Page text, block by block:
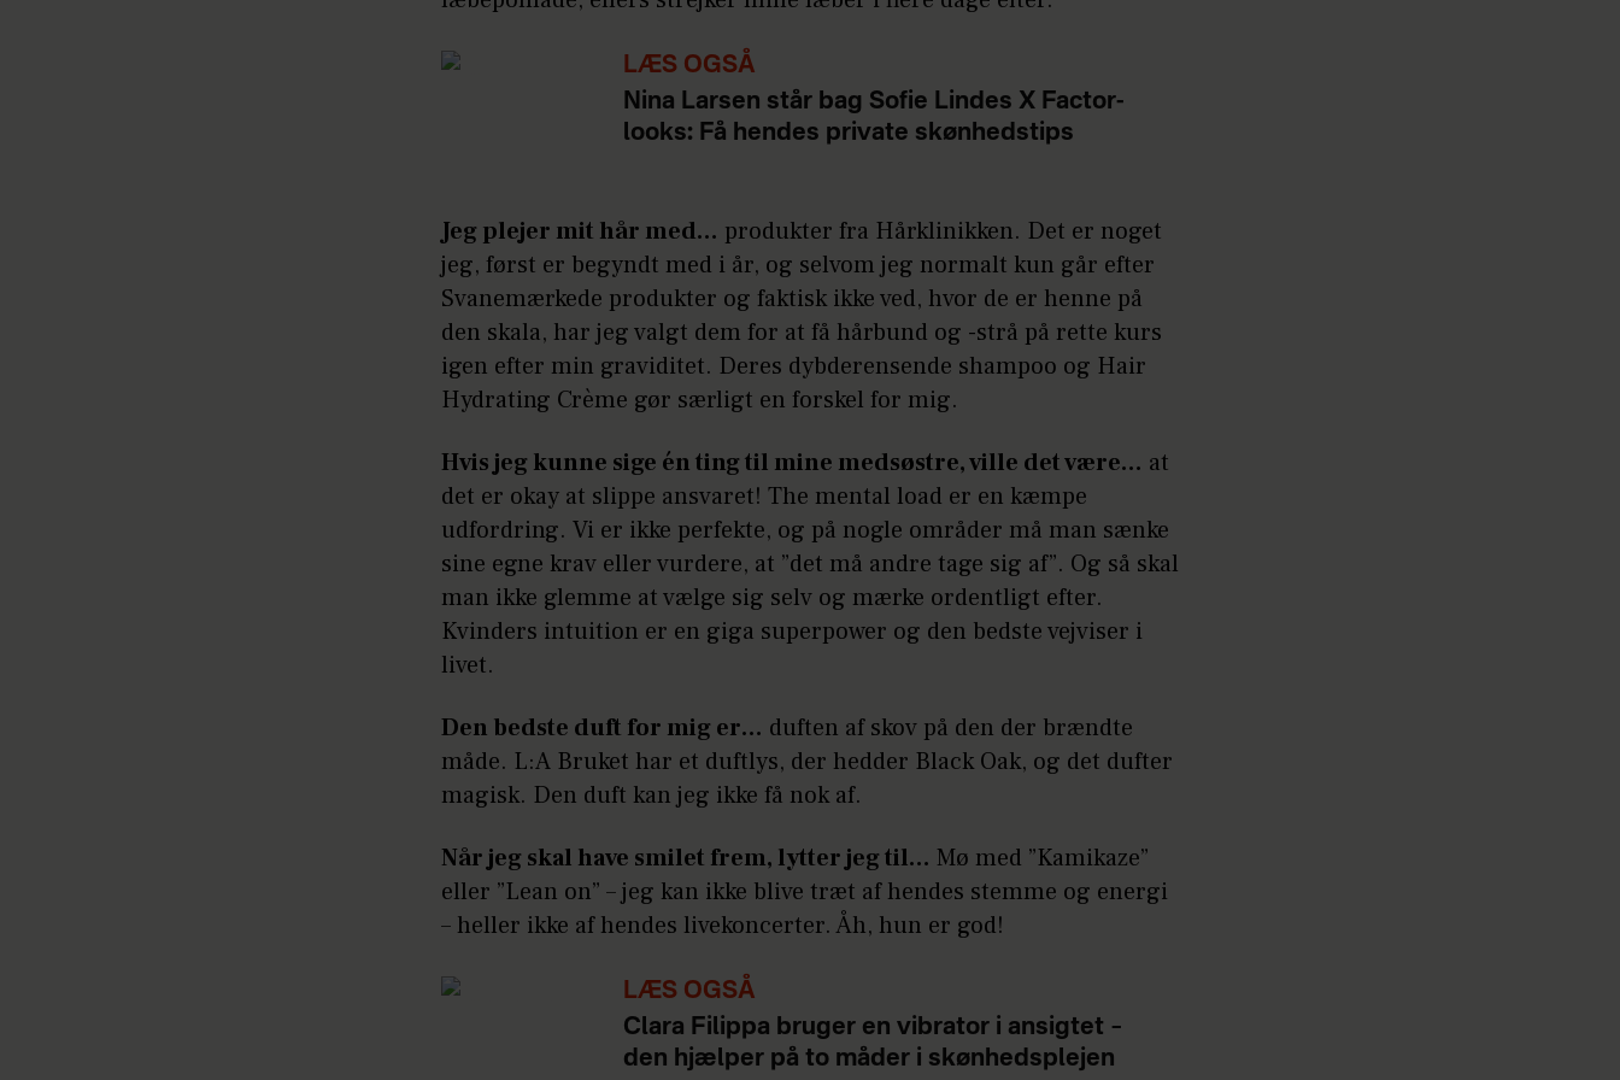
LÆS OGSÅ
Nina Larsen står bag Sofie Lindes X Factor-
looks: Få hendes private skønhedstips
Jeg plejer mit hår med… produkter fra Hårklinikken. Det er noget
jeg, først er begyndt med i år, og selvom jeg normalt kun går efter
Svanemærkede produkter og faktisk ikke ved, hvor de er henne på
den skala, har jeg valgt dem for at få hårbund og -strå på rette kurs
igen efter min graviditet. Deres dybderensende shampoo og Hair
Hydrating Crème gør særligt en forskel for mig.
Hvis jeg kunne sige én ting til mine medsøstre, ville det være… at
det er okay at slippe ansvaret! The mental load er en kæmpe
udfordring. Vi er ikke perfekte, og på nogle områder må man sænke
sine egne krav eller vurdere, at ”det må andre tage sig af”. Og så skal
man ikke glemme at vælge sig selv og mærke ordentligt efter.
Kvinders intuition er en giga superpower og den bedste vejviser i
livet.
Den bedste duft for mig er… duften af skov på den der brændte
måde. L:A Bruket har et duftlys, der hedder Black Oak, og det dufter
magisk. Den duft kan jeg ikke få nok af.
Når jeg skal have smilet frem, lytter jeg til… Mø med ”Kamikaze”
eller ”Lean on” – jeg kan ikke blive træt af hendes stemme og energi
– heller ikke af hendes livekoncerter. Åh, hun er god!
LÆS OGSÅ
Clara Filippa bruger en vibrator i ansigtet –
den hjælper på to måder i skønhedsplejen